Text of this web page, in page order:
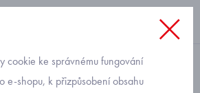
cookie ke správnému fungování
e-shopu, k přizpůsobení obsahu